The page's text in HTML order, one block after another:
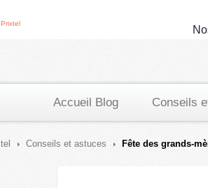
Accueil Blog Conseils
Conseils et astuces Fête des grands-